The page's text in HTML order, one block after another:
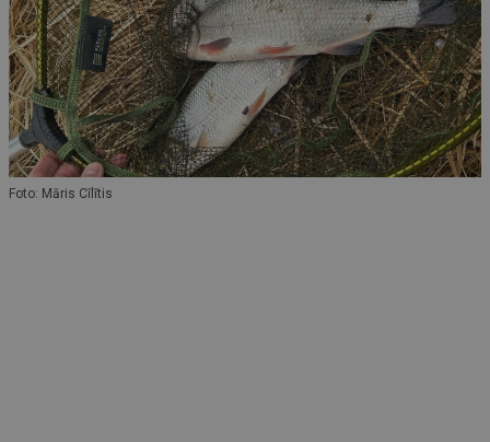
Foto: Māris Cīlītis